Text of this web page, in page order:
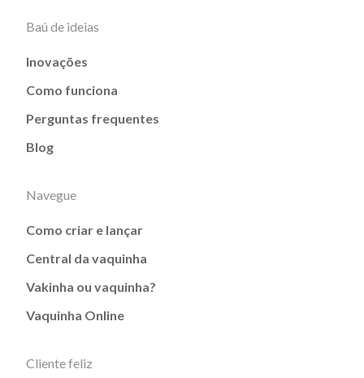
Baú de ideias
Inovações
Como funciona
Perguntas frequentes
Blog
Navegue
Como criar e lançar
Central da vaquinha
Vakinha ou vaquinha?
Vaquinha Online
Cliente feliz